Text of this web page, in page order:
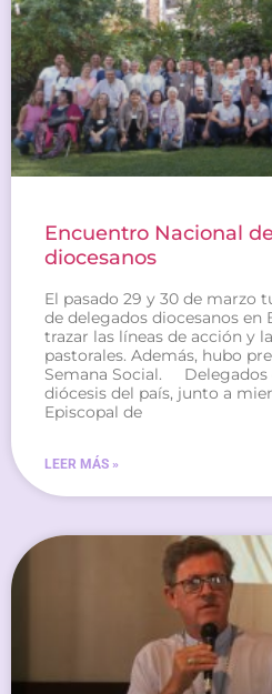
Encuentro Nacional
diocesanos
El pasado 29 y 30 de marzo
de delegados diocesanos en
trazar las líneas de acción y
pastorales. Además, hubo
Semana Social. Delegados
diócesis del país, junto a
Episcopal de
LEER MÁS »